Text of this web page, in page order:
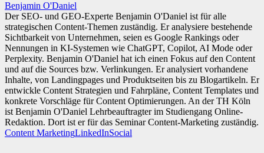
Benjamin O'Daniel
Der SEO- und GEO-Experte Benjamin O'Daniel ist für alle
strategischen Content-Themen zuständig. Er analysiere bestehende
Sichtbarkeit von Unternehmen, seien es Google Rankings oder
Nennungen in KI-Systemen wie ChatGPT, Copilot, AI Mode oder
Perplexity. Benjamin O'Daniel hat ich einen Fokus auf den Content
und auf die Sources bzw. Verlinkungen. Er analysiert vorhandene
Inhalte, von Landingpages und Produktseiten bis zu Blogartikeln. Er
entwickle Content Strategien und Fahrpläne, Content Templates und
konkrete Vorschläge für Content Optimierungen. An der TH Köln
ist Benjamin O'Daniel Lehrbeauftragter im Studiengang Online-
Redaktion. Dort ist er für das Seminar Content-Marketing zuständig.
Content MarketingLinkedInSocial